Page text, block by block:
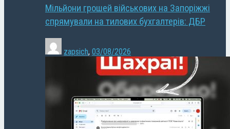
Мільйони грошей військових на Запоріжжі
спрямували на тилових бухгалтерів: ДБР
zapsich, 03/08/2026